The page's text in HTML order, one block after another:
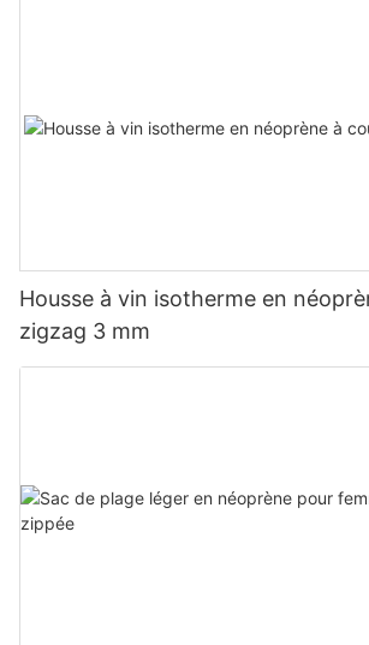
Housse à vin isotherme en
zigzag 3 mm